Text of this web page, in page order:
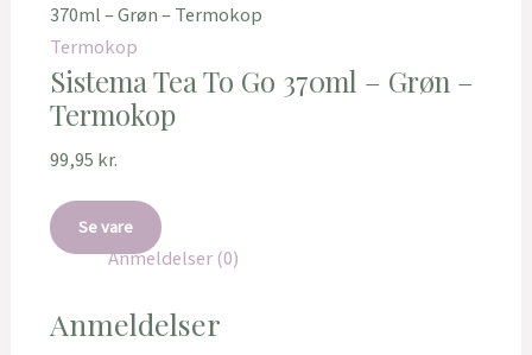
370ml – Grøn – Termokop
Termokop
Sistema Tea To Go 370ml – Grøn –
Termokop
99,95 kr.
Se vare
Anmeldelser (0)
Anmeldelser